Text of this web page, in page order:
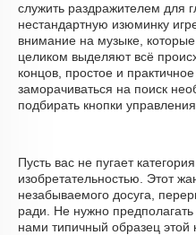
служить раздражителем для
нестандартную изюминку
внимание на музыке,
целиком выделяют всё
концов, простое и
заморачиваться на поиск
подбирать кнопки
Пусть вас не пугает
изобретательностью. Этот
незабываемого досуга,
ради. Не нужно предполагать
нами типичный образец этой